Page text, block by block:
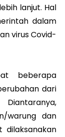
lanjut. Hal
dalam
virus Covid-
beberapa
dari
warung dan